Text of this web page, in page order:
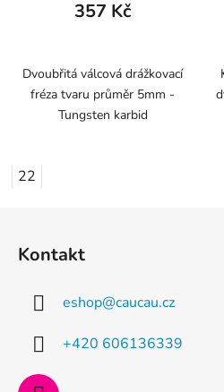
357 Kč
Dvoubřitá válcová drážkovací
fréza tvaru průměr 5mm -
Tungsten karbid
22
Kontakt
eshop@caucau.cz
+420 606136339